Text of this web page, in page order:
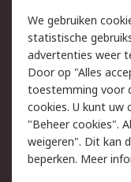
Track & Trace
Wettelijk
Cookiebeleid
Privacybeleid
Algemene
We gebruiken
statistische
advertenties weer
Door op "Alles
toestemming voor
cookies. U kunt uw
"Beheer cookies".
weigeren". Dit kan
beperken. Meer